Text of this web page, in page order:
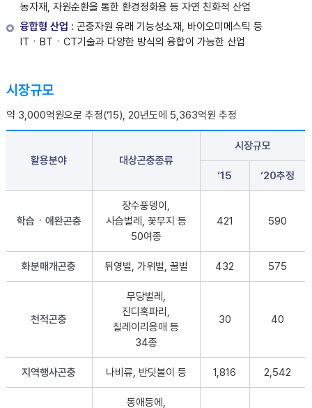
농자재, 자원순환을 통한 환경정화용 등 자연 친화적 산업
융합형 산업 : 곤충자원 유래 기능성소재, 바이오미메스틱 등
ITㆍBTㆍCT기술과 다양한 방식의 융합이 가능한 산업
시장규모
약 3,000억원으로 추정(‘15), 20년도에 5,363억원 추정
활용분야 대상곤충종류
시장규모
‘15 ‘20추정
학습ㆍ애완곤충
장수풍뎅이,
사슴벌레, 꽃무지 등
50여종
421 590
화분매개곤충 뒤영벌, 가위벌, 꿀벌 432 575
천적곤충
무당벌레,
진디혹파리,
칠레이리응애 등
34종
30 40
지역행사곤충 나비류, 반딧불이 등 1,816 2,542
동애등에,